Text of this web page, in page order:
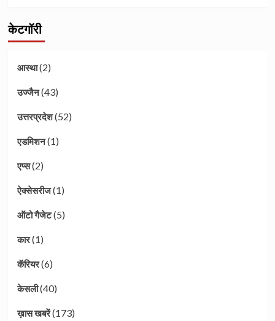
केटगॉरी
आस्था(2)
उज्जैन(43)
उत्तरप्रदेश(52)
एडमिशन(1)
एप्स(2)
ऐक्सेसरीज(1)
ऑटो गैजेट(5)
कार(1)
कॅरियर(6)
केसली(40)
ख़ास खबरें(173)